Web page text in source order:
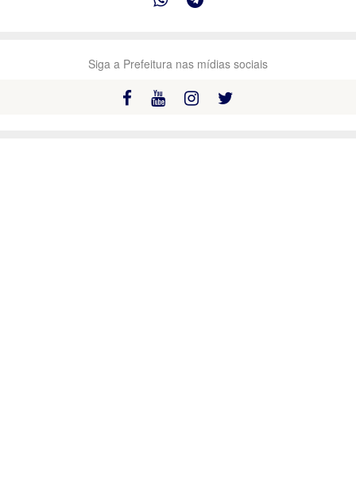
Siga a Prefeitura nas mídias sociais